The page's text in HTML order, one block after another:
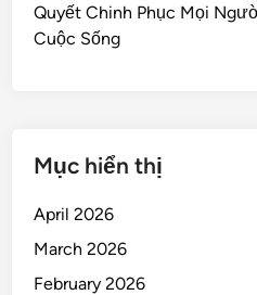
Quyết Chinh Phục Mọi
Cuộc Sống
Mục hiển thị
April 2026
March 2026
February 2026